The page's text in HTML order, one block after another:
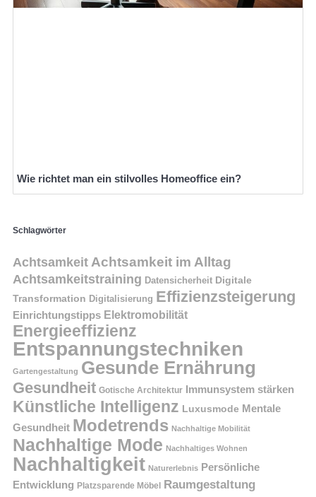
Wie richtet man ein stilvolles Homeoffice ein?
Schlagwörter
Achtsamkeit Achtsamkeit im Alltag
Achtsamkeitstraining Datensicherheit Digitale
Transformation Digitalisierung Effizienzsteigerung
Einrichtungstipps Elektromobilität
Energieeffizienz
Entspannungstechniken
Gartengestaltung Gesunde Ernährung
Gesundheit Gotische Architektur Immunsystem stärken
Künstliche Intelligenz Luxusmode Mentale
Gesundheit Modetrends Nachhaltige Mobilität
Nachhaltige Mode Nachhaltiges Wohnen
Nachhaltigkeit Naturerlebnis Persönliche
Entwicklung Platzsparende Möbel Raumgestaltung